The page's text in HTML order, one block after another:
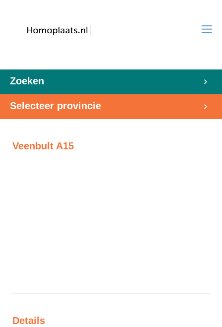
Zoeken
Selecteer provincie
Veenbult A15
Details